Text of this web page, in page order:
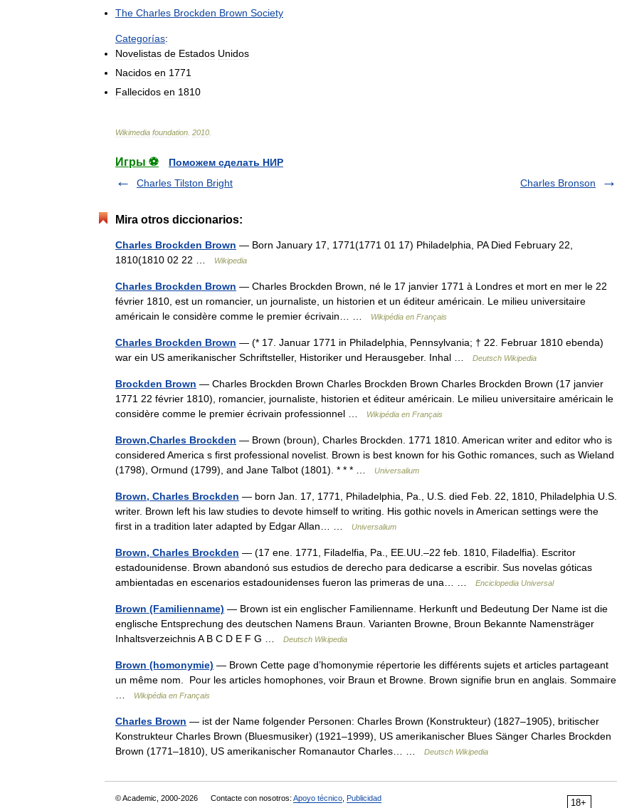
The Charles Brockden Brown Society
Categorías:
Novelistas de Estados Unidos
Nacidos en 1771
Fallecidos en 1810
Wikimedia foundation 2010
Игры ⚽
Поможем сделать НИР
Charles Tilston Bright
Charles Bronson
Mira otros diccionarios:
Charles Brockden Brown — Born January 17, 1771(1771 01 17) Philadelphia, PA Died February 22,
1810(1810 02 22 …
Wikipedia
Charles Brockden Brown — Charles Brockden Brown, né le 17 janvier 1771 à Londres et mort en mer le 22
février 1810, est un romancier, un journaliste, un historien et un éditeur américain. Le milieu universitaire
américain le considère comme le premier écrivain… …
Wikipédia en Français
Charles Brockden Brown — (* 17. Januar 1771 in Philadelphia, Pennsylvania; † 22. Februar 1810 ebenda)
war ein US amerikanischer Schriftsteller, Historiker und Herausgeber. Inhal …
Deutsch Wikipedia
Brockden Brown — Charles Brockden Brown Charles Brockden Brown Charles Brockden Brown (17 janvier
1771 22 février 1810), romancier, journaliste, historien et éditeur américain. Le milieu universitaire américain le
considère comme le premier écrivain professionnel …
Wikipédia en Français
Brown,Charles Brockden — Brown (broun), Charles Brockden. 1771 1810. American writer and editor who is
considered America s first professional novelist. Brown is best known for his Gothic romances, such as Wieland
(1798), Ormund (1799), and Jane Talbot (1801). * * * …
Universalium
Brown, Charles Brockden — born Jan. 17, 1771, Philadelphia, Pa., U.S. died Feb. 22, 1810, Philadelphia U.S.
writer. Brown left his law studies to devote himself to writing. His gothic novels in American settings were the
first in a tradition later adapted by Edgar Allan… …
Universalium
Brown, Charles Brockden — (17 ene. 1771, Filadelfia, Pa., EE.UU.–22 feb. 1810, Filadelfia). Escritor
estadounidense. Brown abandonó sus estudios de derecho para dedicarse a escribir. Sus novelas góticas
ambientadas en escenarios estadounidenses fueron las primeras de una… …
Enciclopedia Universal
Brown (Familienname) — Brown ist ein englischer Familienname. Herkunft und Bedeutung Der Name ist die
englische Entsprechung des deutschen Namens Braun. Varianten Browne, Broun Bekannte Namensträger
Inhaltsverzeichnis A B C D E F G …
Deutsch Wikipedia
Brown (homonymie) — Brown Cette page d’homonymie répertorie les différents sujets et articles partageant
un même nom. Pour les articles homophones, voir Braun et Browne. Brown signifie brun en anglais. Sommaire
Wikipédia en Français
Charles Brown — ist der Name folgender Personen: Charles Brown (Konstrukteur) (1827–1905), britischer
Konstrukteur Charles Brown (Bluesmusiker) (1921–1999), US amerikanischer Blues Sänger Charles Brockden
Brown (1771–1810), US amerikanischer Romanautor Charles… …
Deutsch Wikipedia
18+
© Academic, 2000-2026 Contacte con nosotros: Apoyo técnico Publicidad